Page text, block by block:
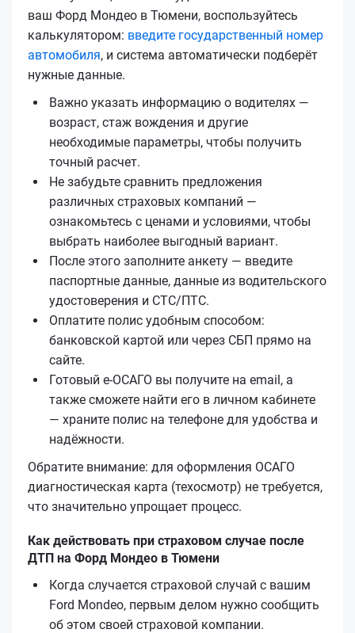
ваш Форд Мондео в Тюмени, воспользуйтесь
калькулятором: введите государственный номер
автомобиля, и система автоматически подберёт
нужные данные.
Важно указать информацию о водителях —
возраст, стаж вождения и другие
необходимые параметры, чтобы получить
точный расчет.
Не забудьте сравнить предложения
различных страховых компаний —
ознакомьтесь с ценами и условиями, чтобы
выбрать наиболее выгодный вариант.
После этого заполните анкету — введите
паспортные данные, данные из водительского
удостоверения и СТС/ПТС.
Оплатите полис удобным способом:
банковской картой или через СБП прямо на
сайте.
Готовый е‑ОСАГО вы получите на email, а
также сможете найти его в личном кабинете
— храните полис на телефоне для удобства и
надёжности.
Обратите внимание: для оформления ОСАГО
диагностическая карта (техосмотр) не требуется,
что значительно упрощает процесс.
Как действовать при страховом случае после
ДТП на Форд Мондео в Тюмени
Когда случается страховой случай с вашим
Ford Mondeo, первым делом нужно сообщить
об этом своей страховой компании.